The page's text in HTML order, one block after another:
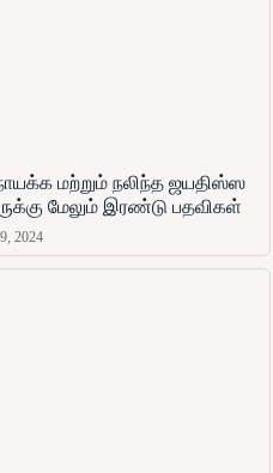
மற்றும் நலிந்த ஜயதிஸ்ஸ
மேலும் இரண்டு பதவிகள்
2024